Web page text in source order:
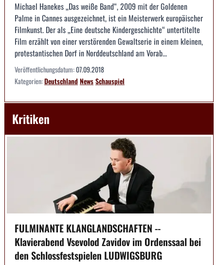
Michael Hanekes „Das weiße Band“, 2009 mit der Goldenen
Palme in Cannes ausgezeichnet, ist ein Meisterwerk europäischer
Filmkunst. Der als „Eine deutsche Kindergeschichte“ untertitelte
Film erzählt von einer verstörenden Gewaltserie in einem kleinen,
protestantischen Dorf in Norddeutschland am Vorab...
Veröffentlichungsdatum:07.09.2018
Kategorien:DeutschlandNewsSchauspiel
Kritiken
FULMINANTE KLANGLANDSCHAFTEN --
Klavierabend Vsevolod Zavidov im Ordenssaal bei
den Schlossfestspielen LUDWIGSBURG